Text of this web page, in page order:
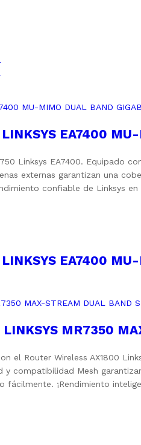
LINKSYS EA7400
Linksys EA7400. Equipado
externas garantizan una
confiable de Linksys
LINKSYS EA7400
LINKSYS MR7350
el Router Wireless AX1800
y compatibilidad Mesh
fácilmente. ¡Rendimiento